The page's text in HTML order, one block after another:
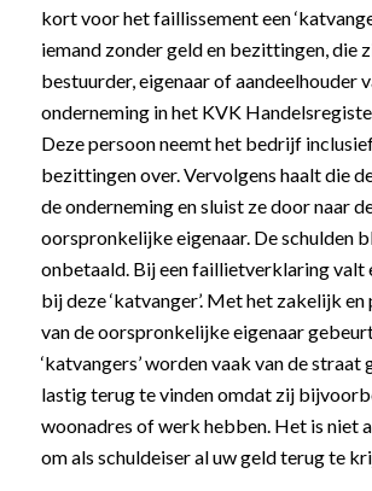
kort voor het faillissement een
iemand zonder geld en bezittingen, die
bestuurder, eigenaar of aandeelhouder
onderneming in het KVK
Deze persoon neemt het bedrijf
bezittingen over. Vervolgens haalt die
de onderneming en sluist ze door naar
oorspronkelijke eigenaar. De schulden
onbetaald. Bij een faillietverklaring valt
bij deze ‘katvanger’. Met het zakelijk
van de oorspronkelijke eigenaar
‘katvangers’ worden vaak van de straat
lastig terug te vinden omdat zij
woonadres of werk hebben. Het is niet
om als schuldeiser al uw geld terug te